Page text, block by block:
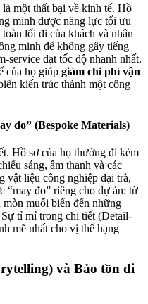
một thất bại về kinh tế. Hồ
minh được năng lực tối ưu
lối đi của khách và nhân
minh để không gây tiếng
service đạt tốc độ nhanh nhất.
của họ giúp giảm chi phí vận
kiến trúc thành một công
đo” (Bespoke Materials)
Hồ sơ của họ thường đi kèm
sáng, âm thanh và các
vật liệu công nghiệp đại trà,
“may đo” riêng cho dự án: từ
muối biển đến những
tỉ mỉ trong chi tiết (Detail-
mẽ nhất cho vị thế hạng
và Bảo tồn di